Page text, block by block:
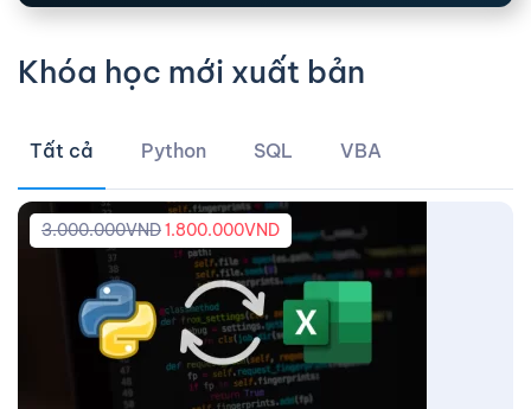
Khóa học mới xuất bản
Tất cả Python SQL VBA
3.000.000VND1.800.000VND